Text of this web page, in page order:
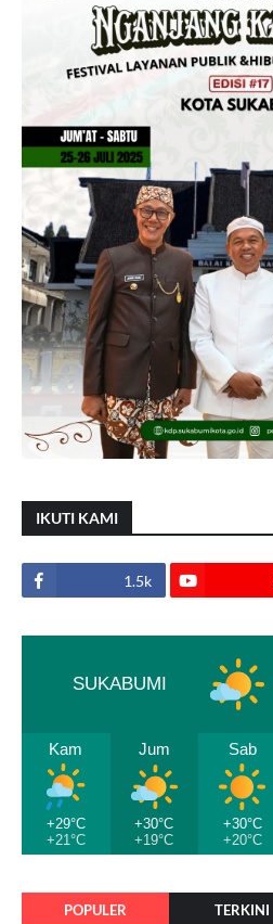
IKUTI KAMI
1.5k
SUKABUMI
Kam
+29°C
+21°C
Jum
+30°C
+19°C
Sab
+30°C
+20°C
POPULER TERKINI